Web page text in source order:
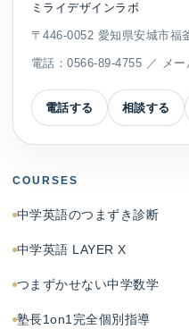
ミライデザインラボ
〒446-0052 愛知県安城市福
電話：0566-89-4755 ／ メー
電話する 相談する
COURSES
中学英語のつまずき診断
中学英語 LAYER X
つまずかせない中学数学
塾長1on1完全個別指導